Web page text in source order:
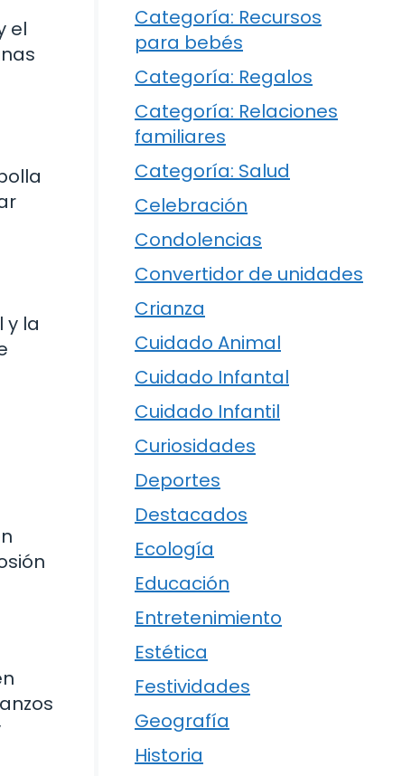
el
y la
Categoría: Recursos
para bebés
Categoría: Regalos
Categoría: Relaciones
familiares
Categoría: Salud
Celebración
Condolencias
Convertidor de unidades
Crianza
Cuidado Animal
Cuidado Infantal
Cuidado Infantil
Curiosidades
Deportes
Destacados
Ecología
Educación
Entretenimiento
Estética
Festividades
Geografía
Historia